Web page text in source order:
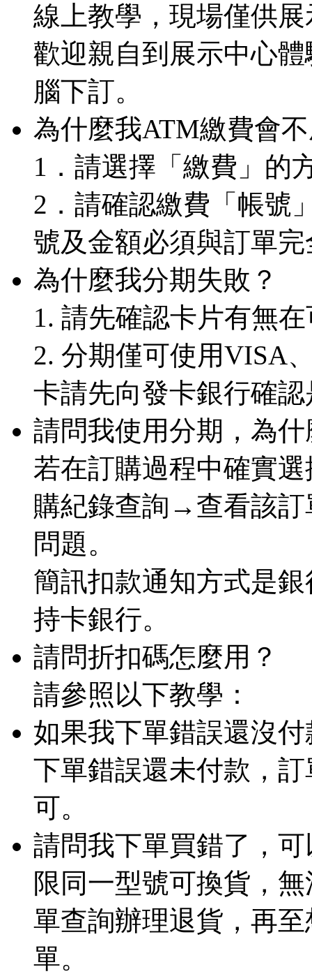
線上教學，現場僅供
歡迎親自到展示中心
腦下訂。
為什麼我ATM繳費會
1．請選擇「繳費」的
2．請確認繳費「帳號
號及金額必須與訂單
為什麼我分期失敗？
1. 請先確認卡片有無
2. 分期僅可使用VISA
卡請先向發卡銀行確
請問我使用分期，為
若在訂購過程中確實
購紀錄查詢→查看該訂
問題。
簡訊扣款通知方式是
持卡銀行。
請問折扣碼怎麼用？
請參照以下教學：
如果我下單錯誤還沒
下單錯誤還未付款，
可。
請問我下單買錯了，
限同一型號可換貨，
單查詢辦理退貨，再
單。